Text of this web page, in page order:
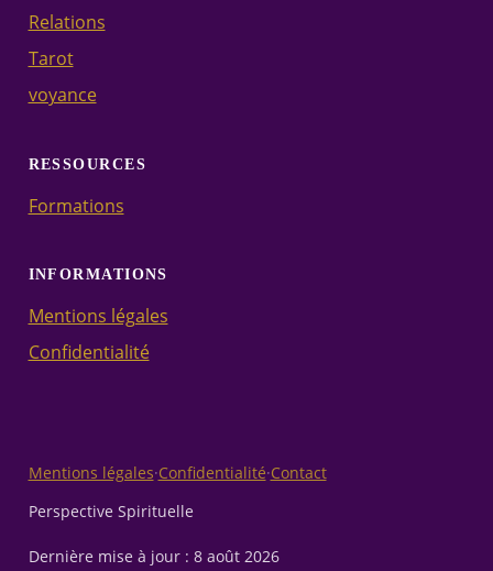
Relations
Tarot
voyance
RESSOURCES
Formations
INFORMATIONS
Mentions légales
Confidentialité
Mentions légales·Confidentialité·Contact
Perspective Spirituelle
Dernière mise à jour : 8 août 2026